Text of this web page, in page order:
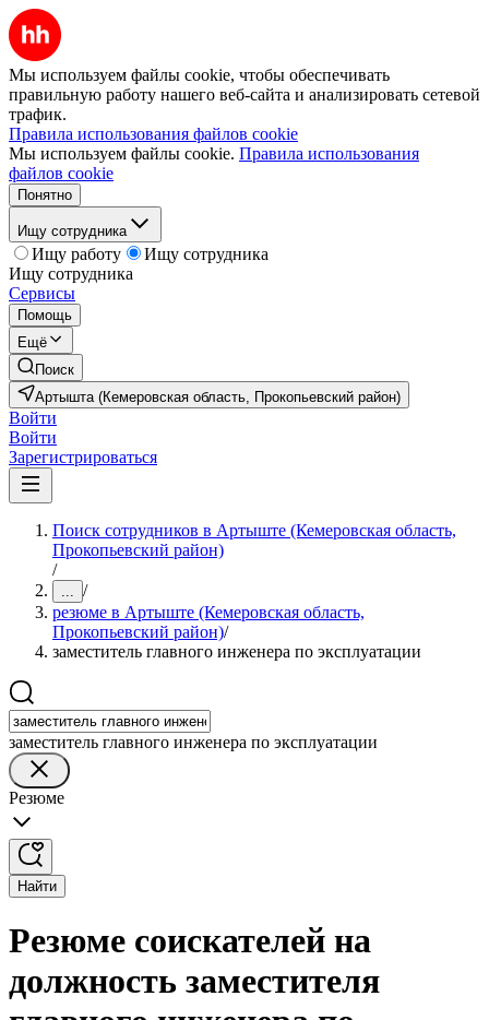
Мы используем файлы cookie, чтобы обеспечивать
правильную работу нашего веб-сайта и анализировать сетевой
трафик.
Правила использования файлов cookie
Мы используем файлы cookie. Правила использования
файлов cookie
Понятно
Ищу сотрудника
Ищу работу
Ищу сотрудника
Ищу сотрудника
Сервисы
Помощь
Ещё
Поиск
Артышта (Кемеровская область, Прокопьевский район)
Войти
Войти
Зарегистрироваться
Поиск сотрудников в Артыште (Кемеровская область,
Прокопьевский район)
/
... /
резюме в Артыште (Кемеровская область,
Прокопьевский район)/
заместитель главного инженера по эксплуатации
заместитель главного инженера по эксплуатации
Резюме
Найти
Резюме соискателей на
должность заместителя